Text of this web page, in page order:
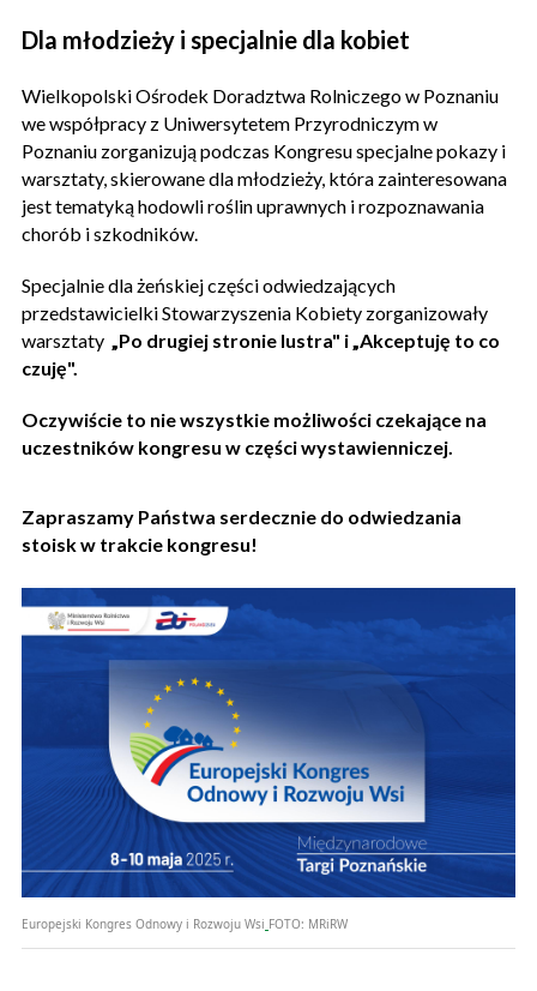
Dla młodzieży i specjalnie dla kobiet
Wielkopolski Ośrodek Doradztwa Rolniczego w Poznaniu
we współpracy z Uniwersytetem Przyrodniczym w
Poznaniu zorganizują podczas Kongresu specjalne pokazy i
warsztaty, skierowane dla młodzieży, która zainteresowana
jest tematyką hodowli roślin uprawnych i rozpoznawania
chorób i szkodników.
Specjalnie dla żeńskiej części odwiedzających
przedstawicielki Stowarzyszenia Kobiety zorganizowały
warsztaty „Po drugiej stronie lustra" i „Akceptuję to co
czuję".
Oczywiście to nie wszystkie możliwości czekające na
uczestników kongresu w części wystawienniczej.
Zapraszamy Państwa serdecznie do odwiedzania
stoisk w trakcie kongresu!
Europejski Kongres Odnowy i Rozwoju Wsi FOTO: MRiRW